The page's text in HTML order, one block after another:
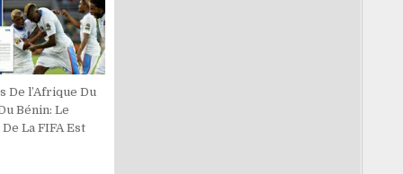
De l’Afrique Du
Bénin: Le
La FIFA Est